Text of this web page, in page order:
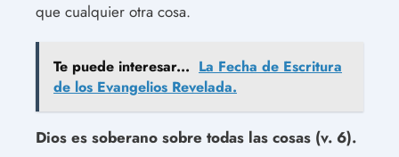
que cualquier otra cosa.
Te puede interesar... La Fecha de Escritura
de los Evangelios Revelada.
Dios es soberano sobre todas las cosas (v. 6).